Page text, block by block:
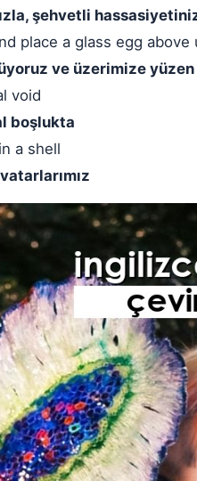
şehvetli
place a glass egg above
ve üzerimize
void
boşlukta
a shell